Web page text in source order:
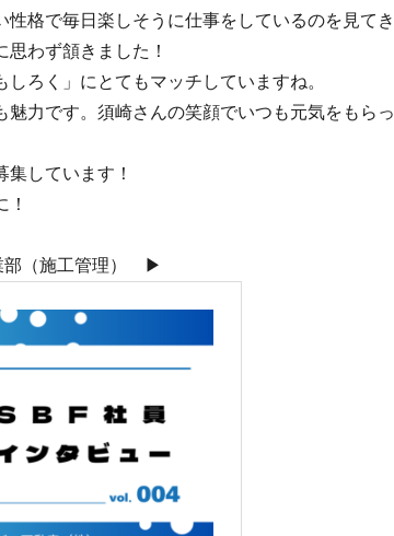
格で毎日楽しそうに仕事をしているのを見てき
思わず頷きました！
ろく」にとてもマッチしていますね。
魅力です。須崎さんの笑顔でいつも元気をもら
しています！
工管理） ▶